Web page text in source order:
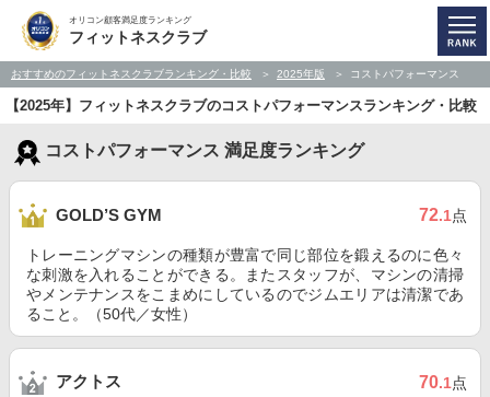
オリコン顧客満足度ランキング
フィットネスクラブ
おすすめのフィットネスクラブランキング・比較 2025年版 コストパフォーマンス
【2025年】フィットネスクラブのコストパフォーマンスランキング・比較
コストパフォーマンス 満足度ランキング
GOLD’S GYM 72.1点
トレーニングマシンの種類が豊富で同じ部位を鍛えるのに色々
な刺激を入れることができる。またスタッフが、マシンの清掃
やメンテナンスをこまめにしているのでジムエリアは清潔であ
ること。（50代／女性）
アクトス 70.1点